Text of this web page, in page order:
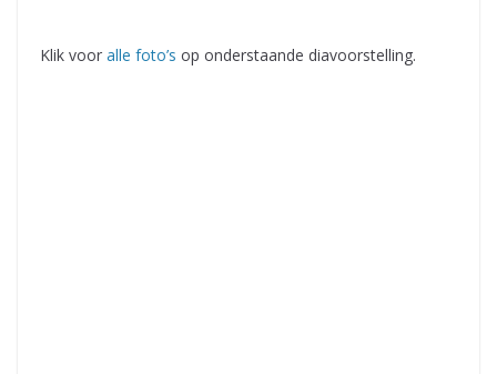
Klik voor alle foto’s op onderstaande diavoorstelling.